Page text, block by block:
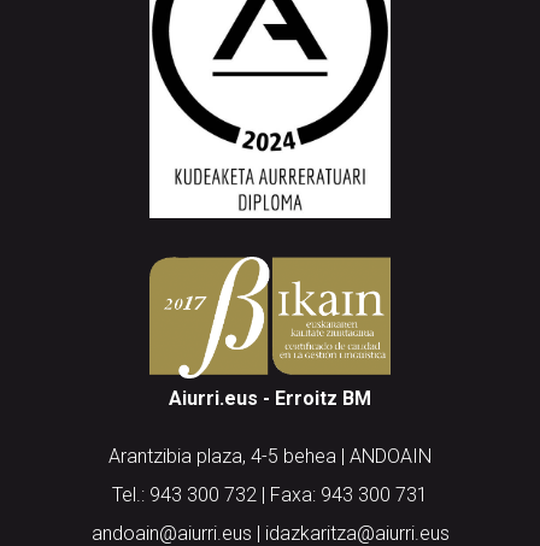
Aiurri.eus - Erroitz BM
Arantzibia plaza, 4-5 behea | ANDOAIN
Tel.: 943 300 732 | Faxa: 943 300 731
andoain@aiurri.eus | idazkaritza@aiurri.eus